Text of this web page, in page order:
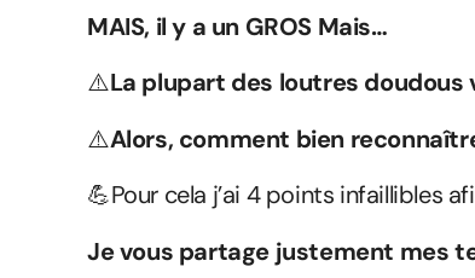
MAIS, il y a un GROS Mais…
⚠️La plupart des loutres doudous
⚠️Alors, comment bien
💪Pour cela j’ai 4 points infaillibles
Je vous partage justement mes